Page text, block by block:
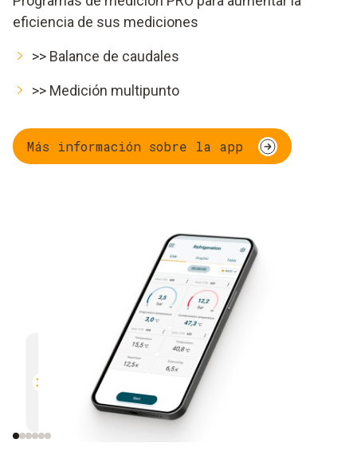
eficiencia de sus mediciones
>> Balance de caudales
>> Medición multipunto
Más información sobre la app
Multifuncional
Compatible con todos los
instrumentos Testo equipados
con Bluetooth